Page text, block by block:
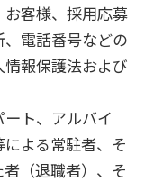
客様、採用応募
電話番号などの
報保護法および
ト、アルバイ
よる常駐者、そ
（退職者）、そ